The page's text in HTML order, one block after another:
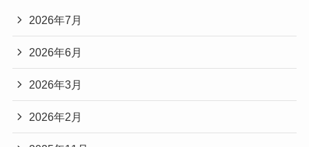
2026年7月
2026年6月
2026年3月
2026年2月